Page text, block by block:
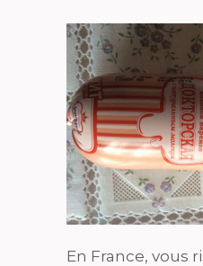
En France, vous